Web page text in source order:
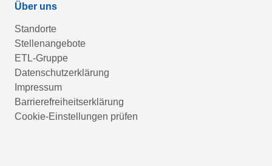
Über uns
Standorte
Stellenangebote
ETL-Gruppe
Datenschutzerklärung
Impressum
Barrierefreiheitserklärung
Cookie-Einstellungen prüfen